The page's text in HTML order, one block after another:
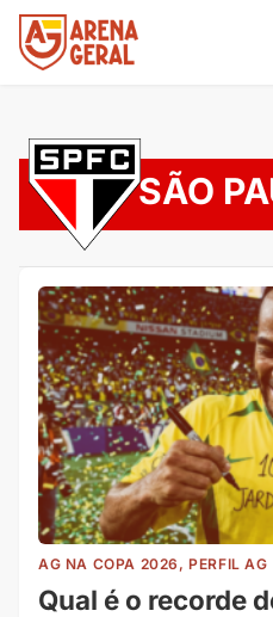
SÃO
AG NA COPA 2026, PERFIL AG
Qual é o recorde